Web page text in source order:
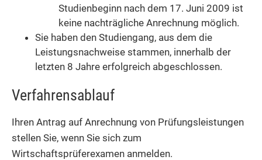
Studienbeginn nach dem 17. Juni 2009 ist
keine nachträgliche Anrechnung möglich.
Sie haben den Studiengang, aus dem die
Leistungsnachweise stammen, innerhalb der
letzten 8 Jahre erfolgreich abgeschlossen.
Verfahrensablauf
Ihren Antrag auf Anrechnung von Prüfungsleistungen
stellen Sie, wenn Sie sich zum
Wirtschaftsprüferexamen anmelden.